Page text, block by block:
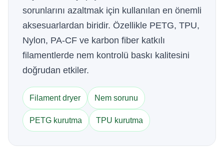
sorunlarını azaltmak için kullanılan en önemli
aksesuarlardan biridir. Özellikle PETG, TPU,
Nylon, PA-CF ve karbon fiber katkılı
filamentlerde nem kontrolü baskı kalitesini
doğrudan etkiler.
Filament dryer Nem sorunu
PETG kurutma TPU kurutma